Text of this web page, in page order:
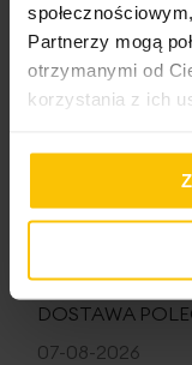
Partnerzy mogą
otrzymanymi od
korzystania z ich
Na podstawie
WSZYSTKO
DOSTAWA
07-08-2026